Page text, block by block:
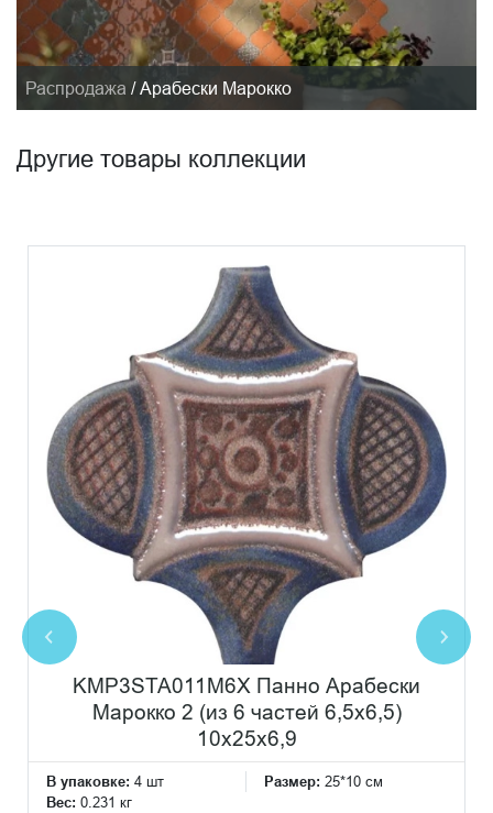
Распродажа / Арабески Марокко
Другие товары коллекции
KMP3STA011M6X Панно Арабески
Марокко 2 (из 6 частей 6,5x6,5)
10x25x6,9
В упаковке: 4 шт Размер: 25*10 см
Вес: 0.231 кг